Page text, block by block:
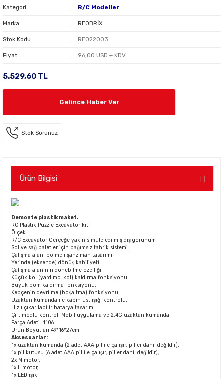
Kategori R/C Modeller
Marka REOBRİX
Stok Kodu REO22003
Fiyat 96,00 USD + KDV
5.529,60 TL
Gelince Haber Ver
Stok Sorunuz
Ürün Bilgisi
Demonte plastik maket.
RC Plastik Puzzle Excavator kiti
Ölçek :
R/C Excavator Gerçeğe yakın simüle edilmiş dış görünüm
Sol ve sağ paletler için bağımsız tahrik sistemi.
Çalışma alanı bölmeli şanzıman tasarımı.
Yerinde (eksende) dönüş kabiliyeti.
Çalışma alanının dönebilme özelliği.
Küçük kol (yardımcı kol) kaldırma fonksiyonu
Büyük bom kaldırma fonksiyonu.
Kepçenin devrilme (boşaltma) fonksiyonu.
Uzaktan kumanda ile kabin üst ışığı kontrolü.
Hızlı çıkarılabilir batarya tasarımı.
Çift modlu kontrol: Mobil uygulama ve 2.4G uzaktan kumanda.
Parça Adeti: 1106
Ürün Boyutları:49*16*27cm
Aksesuarlar:
1x uzaktan kumanda (2 adet AAA pil ile çalışır, piller dahil değildir).
1x pil kutusu (6 adet AAA pil ile çalışır, piller dahil değildir),
2x M motor,
1x L motor,
1x LED ışık